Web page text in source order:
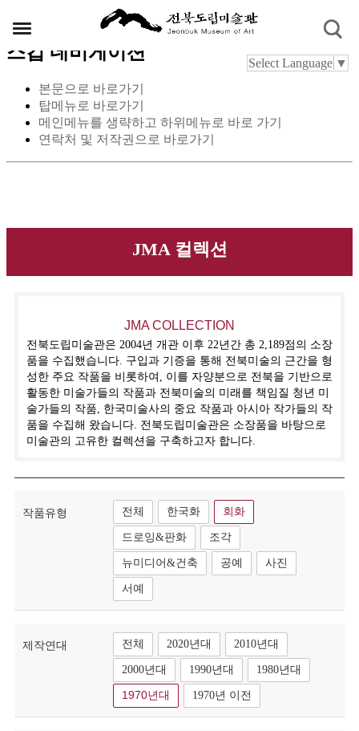
스킵 네비게이션
본문으로 바로가기
탑메뉴로 바로가기
메인메뉴를 생략하고 하위메뉴로 바로 가기
연락처 및 저작권으로 바로가기
Select Language ▼
JMA 컬렉션
JMA COLLECTION
전북도립미술관은 2004년 개관 이후 22년간 총 2,189점의 소장
품을 수집했습니다. 구입과 기증을 통해 전북미술의 근간을 형
성한 주요 작품을 비롯하여, 이를 자양분으로 전북을 기반으로
활동한 미술가들의 작품과 전북미술의 미래를 책임질 청년 미
술가들의 작품, 한국미술사의 중요 작품과 아시아 작가들의 작
품을 수집해 왔습니다. 전북도립미술관은 소장품을 바탕으로
미술관의 고유한 컬렉션을 구축하고자 합니다.
작품유형 전체 한국화 회화
드로잉&판화 조각
뉴미디어&건축 공예 사진
서예
제작연대 전체 2020년대 2010년대
2000년대 1990년대 1980년대
1970년대 1970년 이전